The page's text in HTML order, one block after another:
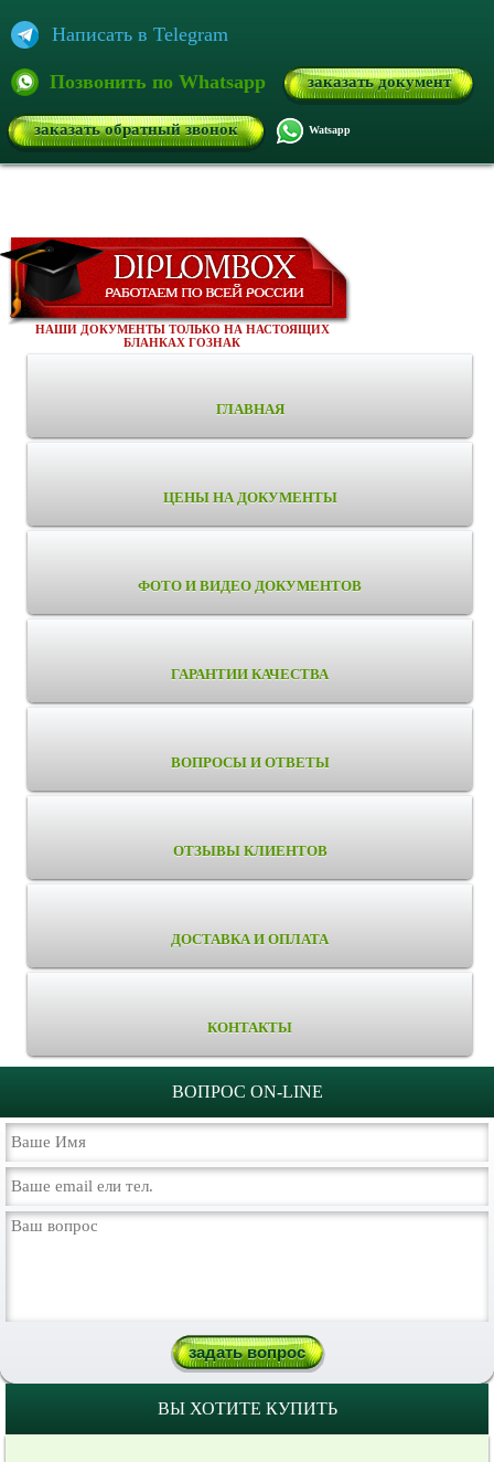
Написать в Telegram
Позвонить по Whatsapp заказать документ
заказать обратный звонок Watsapp
НАШИ ДОКУМЕНТЫ ТОЛЬКО НА НАСТОЯЩИХ
БЛАНКАХ ГОЗНАК
ГЛАВНАЯ
ЦЕНЫ НА ДОКУМЕНТЫ
ФОТО И ВИДЕО ДОКУМЕНТОВ
ГАРАНТИИ КАЧЕСТВА
ВОПРОСЫ И ОТВЕТЫ
ОТЗЫВЫ КЛИЕНТОВ
ДОСТАВКА И ОПЛАТА
КОНТАКТЫ
ВОПРОС ON-LINE
ВЫ ХОТИТЕ КУПИТЬ